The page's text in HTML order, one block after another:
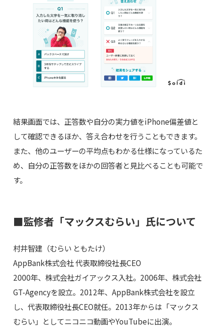
結果画面では、正答数や自分の実力値をiPhone偏差値と
して確認できるほか、答え合わせを行うこともできます。
また、他のユーザーの平均点もわかる仕様になっているた
め、自分の正答数をほかの回答者と見比べることも可能で
す。
■監修者「マックスむらい」氏について
村井智建（むらい ともたけ）
AppBank株式会社 代表取締役社長CEO
2000年、株式会社ガイアックス入社。2006年、株式会社
GT-Agencyを設立。2012年、AppBank株式会社を設立
し、代表取締役社長CEO就任。2013年からは「マックス
むらい」としてニコニコ動画やYouTubeに出演。